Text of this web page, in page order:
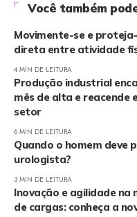
Você também
Movimente-se e
direta entre atividade
4 MIN DE LEITURA
Produção industrial
mês de alta e reacende
setor
6 MIN DE LEITURA
Quando o homem deve
urologista?
3 MIN DE LEITURA
Inovação e agilidade na
de cargas: conheça a